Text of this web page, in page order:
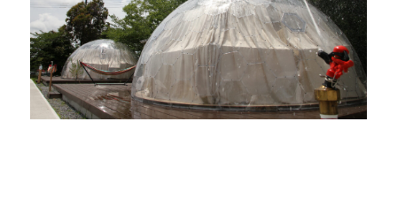
会社概要
お問い合わせ